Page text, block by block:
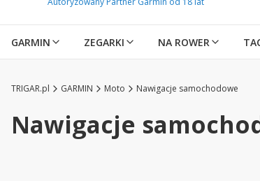
GARMIN ZEGARKI NA ROWER
TRIGAR.pl GARMIN Moto Nawigacje samochodowe
Nawigacje